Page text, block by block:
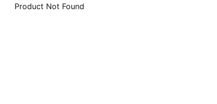
Product Not Found